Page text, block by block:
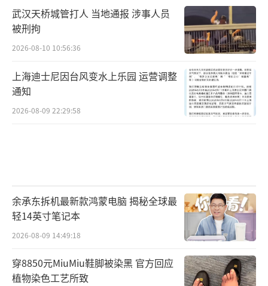
武汉天桥城管打人 当地通报 涉事人员
被刑拘
2026-08-10 10:56:36
上海迪士尼因台风变水上乐园 运营调整
通知
2026-08-09 22:29:58
余承东拆机最新款鸿蒙电脑 揭秘全球最
轻14英寸笔记本
2026-08-09 14:49:18
穿8850元MiuMiu鞋脚被染黑 官方回应
植物染色工艺所致